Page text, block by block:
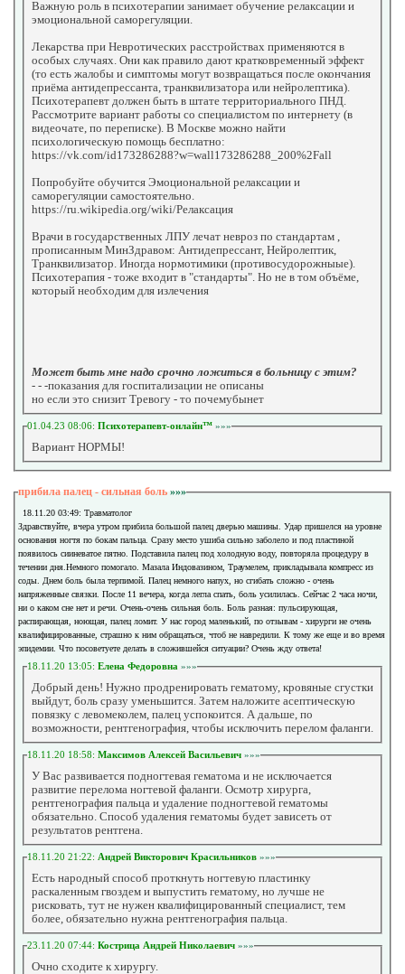
Важную роль в психотерапии занимает обучение релаксации и
эмоциональной саморегуляции.
Лекарства при Невротических расстройствах применяются в
особых случаях. Они как правило дают кратковременный эффект
(то есть жалобы и симптомы могут возвращаться после окончания
приёма антидепрессанта, транквилизатора или нейролептика).
Психотерапевт должен быть в штате территориального ПНД.
Рассмотрите вариант работы со специалистом по интернету (в
видеочате, по переписке). В Москве можно найти
психологическую помощь бесплатно:
https://vk.com/id173286288?w=wall173286288_200%2Fall
Попробуйте обучится Эмоциональной релаксации и
саморегуляции самостоятельно.
https://ru.wikipedia.org/wiki/Релаксация
Врачи в государственных ЛПУ лечат невроз по стандартам ,
прописанным МинЗдравом: Антидепрессант, Нейролептик,
Транквилизатор. Иногда нормотимики (противосудорожныые).
Психотерапия - тоже входит в "стандарты". Но не в том объёме,
который необходим для излечения
Может быть мне надо срочно ложиться в больницу с этим?
- - -показания для госпитализации не описаны
но если это снизит Тревогу - то почемубынет
01.04.23 08:06: Психотерапевт-онлайн™ »»»
Вариант НОРМЫ!
прибила палец - сильная боль »»»
18.11.20 03:49: Травматолог
Здравствуйте, вчера утром прибила большой палец дверью машины. Удар пришелся на уровне
основания ногтя по бокам пальца. Сразу место ушиба сильно заболело и под пластиной
появилось сииневатое пятно. Подставила палец под холодную воду, повторяла процедуру в
течении дня.Немного помогало. Мазала Индовазином, Траумелем, прикладывала компресс из
соды. Днем боль была терпимой. Палец немного напух, но сгибать сложно - очень
напряженные связки. После 11 вечера, когда легла спать, боль усилилась. Сейчас 2 часа ночи,
ни о каком сне нет и речи. Очень-очень сильная боль. Боль разная: пульсирующая,
распирающая, ноющая, палец ломит. У нас город маленький, по отзывам - хирурги не очень
квалифицированные, страшно к ним обращаться, чтоб не навредили. К тому же еще и во время
эпидемии. Что посоветуете делать в сложившейся ситуации? Очень жду ответа!
18.11.20 13:05: Елена Федоровна »»»
Добрый день! Нужно продренировать гематому, кровяные сгустки
выйдут, боль сразу уменьшится. Затем наложите асептическую
повязку с левомеколем, палец успокоится. А дальше, по
возможности, рентгенография, чтобы исключить перелом фаланги.
18.11.20 18:58: Максимов Алексей Васильевич »»»
У Вас развивается подногтевая гематома и не исключается
развитие перелома ногтевой фаланги. Осмотр хирурга,
рентгенография пальца и удаление подногтевой гематомы
обязательно. Способ удаления гематомы будет зависеть от
результатов рентгена.
18.11.20 21:22: Андрей Викторович Красильников »»»
Есть народный способ проткнуть ногтевую пластинку
раскаленным гвоздем и выпустить гематому, но лучше не
рисковать, тут не нужен квалифицированный специалист, тем
более, обязательно нужна рентгенография пальца.
23.11.20 07:44: Кострица Андрей Николаевич »»»
Очно сходите к хирургу.